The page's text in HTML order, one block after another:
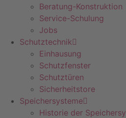
Beratung-Konstruktion
Service-Schulung
Jobs
Schutztechnik
Einhausung
Schutzfenster
Schutztüren
Sicherheitstore
Speichersysteme
Historie der